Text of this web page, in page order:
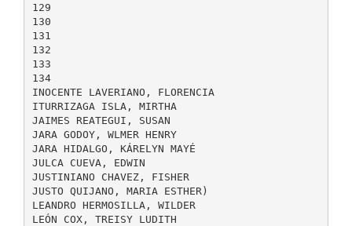
129
130
131
132
133
134
INOCENTE LAVERIANO, FLORENCIA
ITURRIZAGA ISLA, MIRTHA
JAIMES REATEGUI, SUSAN
JARA GODOY, WLMER HENRY
JARA HIDALGO, KÁRELYN MAYÉ
JULCA CUEVA, EDWIN
JUSTINIANO CHAVEZ, FISHER
JUSTO QUIJANO, MARIA ESTHER)
LEANDRO HERMOSILLA, WILDER
LEÓN COX, TREISY LUDITH